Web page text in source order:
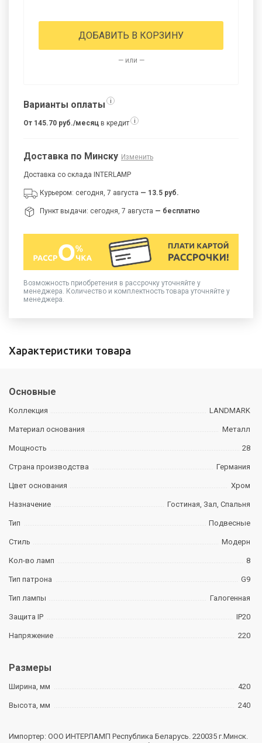
ДОБАВИТЬ В КОРЗИНУ
— или —
Варианты оплаты i
От 145.70 руб./месяц в кредит i
Доставка по Минску Изменить
Доставка со склада INTERLAMP
Курьером: сегодня, 7 августа — 13.5 руб.
Пункт выдачи: сегодня, 7 августа — бесплатно
Возможность приобретения в рассрочку уточняйте у
менеджера. Количество и комплектность товара уточняйте у
менеджера.
Характеристики товара
Основные
Коллекция LANDMARK
Материал основания Металл
Мощность 28
Страна производства Германия
Цвет основания Хром
Назначение Гостиная, Зал, Спальня
Тип Подвесные
Стиль Модерн
Кол-во ламп 8
Тип патрона G9
Тип лампы Галогенная
Защита IP IP20
Напряжение 220
Размеры
Ширина, мм 420
Высота, мм 240
Импортер: ООО ИНТЕРЛАМП Республика Беларусь. 220035 г.Минск.